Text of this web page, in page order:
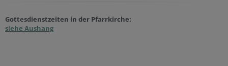
Gottesdienstzeiten in der Pfarrkirche:
siehe Aushang